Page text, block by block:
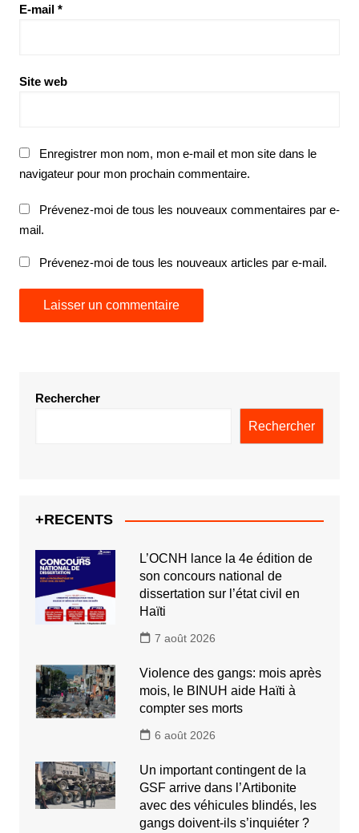
E-mail *
Site web
Enregistrer mon nom, mon e-mail et mon site dans le
navigateur pour mon prochain commentaire.
Prévenez-moi de tous les nouveaux commentaires par e-
mail.
Prévenez-moi de tous les nouveaux articles par e-mail.
Rechercher
Rechercher
+RECENTS
L’OCNH lance la 4e édition de
son concours national de
dissertation sur l’état civil en
Haïti
7 août 2026
Violence des gangs: mois après
mois, le BINUH aide Haïti à
compter ses morts
6 août 2026
Un important contingent de la
GSF arrive dans l’Artibonite
avec des véhicules blindés, les
gangs doivent-ils s’inquiéter ?